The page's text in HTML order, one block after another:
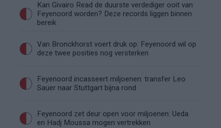
Kan Givairo Read de duurste verdediger ooit van
Feyenoord worden? Deze records liggen binnen
bereik
Van Bronckhorst voert druk op: Feyenoord wil op
deze twee posities nog versterken
Feyenoord incasseert miljoenen: transfer Leo
Sauer naar Stuttgart bijna rond
Feyenoord zet deur open voor miljoenen: Ueda
en Hadj Moussa mogen vertrekken